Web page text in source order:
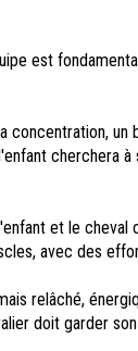
est
un
cherchera
et le cheval
avec des
relâché,
doit garder